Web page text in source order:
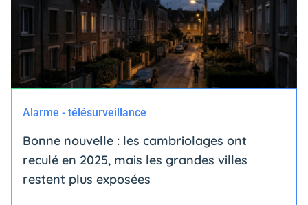
Alarme - télésurveillance
Bonne nouvelle : les cambriolages ont
reculé en 2025, mais les grandes villes
restent plus exposées